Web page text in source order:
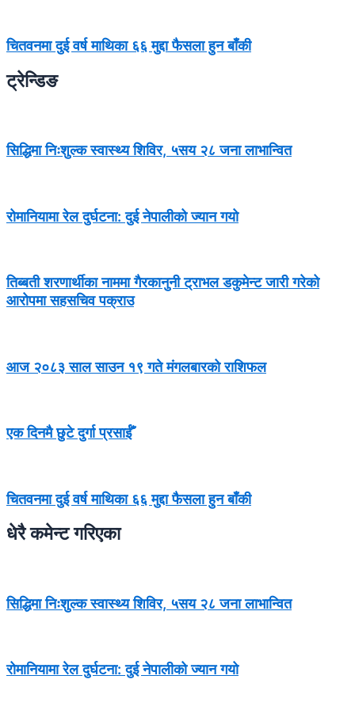
चितवनमा दुई वर्ष माथिका ६६ मुद्दा फैसला हुन बाँकी
ट्रेन्डिङ
सिद्धिमा निःशुल्क स्वास्थ्य शिविर, ५सय २८ जना लाभान्वित
रोमानियामा रेल दुर्घटना: दुई नेपालीको ज्यान गयो
तिब्बती शरणार्थीका नाममा गैरकानुनी ट्राभल डकुमेन्ट जारी गरेको
आरोपमा सहसचिव पक्राउ
आज २०८३ साल साउन १९ गते मंगलबारको राशिफल
एक दिनमै छुटे दुर्गा प्रसाईँ
चितवनमा दुई वर्ष माथिका ६६ मुद्दा फैसला हुन बाँकी
धेरै कमेन्ट गरिएका
सिद्धिमा निःशुल्क स्वास्थ्य शिविर, ५सय २८ जना लाभान्वित
रोमानियामा रेल दुर्घटना: दुई नेपालीको ज्यान गयो